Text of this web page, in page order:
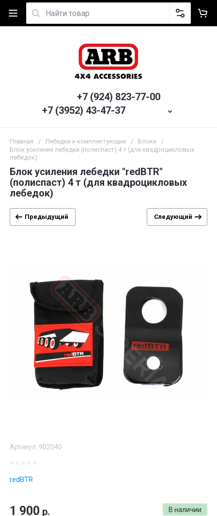
+7 (924) 823-77-00
+7 (3952) 43-47-37
Главная / Лебедки и комплектующие / Блоки
/
Блок усиления лебедки (полиспаст) 4 т (для квадроцикловых
лебедок)
Блок усиления лебедки "redBTR"
(полиспаст) 4 т (для квадроцикловых
лебедок)
Предыдущий Следующий
Артикул: 902040
redBTR
В наличии
1 900 р.